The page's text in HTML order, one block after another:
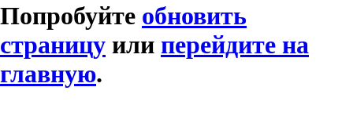
Попробуйте обновить
страницу или перейдите на
главную.